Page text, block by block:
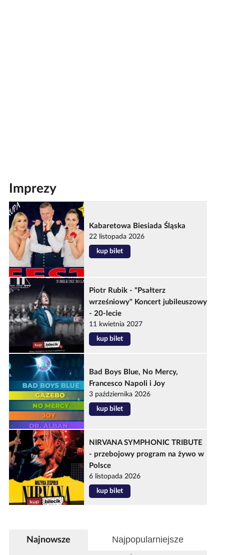
Imprezy
Kabaretowa Biesiada Śląska
22 listopada 2026
kup bilet
Piotr Rubik - "Psałterz
wrześniowy" Koncert jubileuszowy
- 20-lecie
11 kwietnia 2027
kup bilet
Bad Boys Blue, No Mercy,
Francesco Napoli i Joy
3 października 2026
kup bilet
NIRVANA SYMPHONIC TRIBUTE
- przebojowy program na żywo w
Polsce
6 listopada 2026
kup bilet
Najnowsze Najpopularniejsze